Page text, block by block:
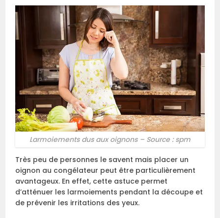
Larmoiements dus aux oignons – Source : spm
Très peu de personnes le savent mais placer un
oignon au congélateur peut être particulièrement
avantageux. En effet, cette astuce permet
d’atténuer les larmoiements pendant la découpe et
de prévenir les irritations des yeux.